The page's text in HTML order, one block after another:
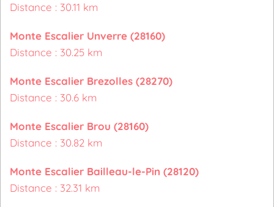
Distance : 30.11 km
Monte Escalier Unverre (28160)
Distance : 30.25 km
Monte Escalier Brezolles (28270)
Distance : 30.6 km
Monte Escalier Brou (28160)
Distance : 30.82 km
Monte Escalier Bailleau-le-Pin (28120)
Distance : 32.31 km